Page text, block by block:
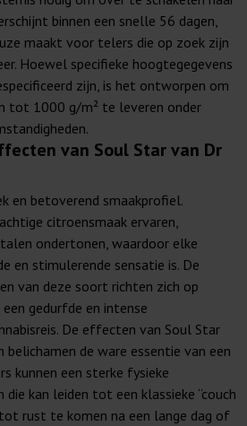
binnen een snelle 56 dagen,
maakt voor telers die op zoek zijn
Hoewel specifieke hoogtegegevens
zijn, is het ontworpen om
tot 1000 g/m² te leveren onder
van Soul Star van Dr
en betoverend smaakprofiel.
citroensmaak ervaren,
ondertonen, waardoor elke
en stimulerende sensatie is. De
van deze soort richten zich op
gedurfde en intense
De effecten van Soul Star
belichamen de ware essentie van een
kunnen een sterke fysieke
kan leiden tot een klassieke “couch
rust te komen na een lange dag of